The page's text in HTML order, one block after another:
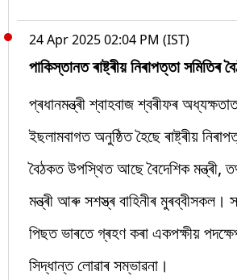
24 Apr 2025 02:04 PM (IST)
পাকিস্তানত ৰাষ্ট্ৰীয় নিৰাপত্তা সমিতিৰ
প্ৰধানমন্ত্ৰী শ্বাহবাজ শ্বৰীফৰ
ইছলামবাগত অনুষ্ঠিত হৈছে ৰাষ্ট্ৰীয়
বৈঠকত উপস্থিত আছে বৈদেশিক মন্ত্ৰী,
মন্ত্ৰী আৰু সশস্ত্ৰ বাহিনীৰ মুৰব্বীসকল।
পিছত ভাৰতে গ্ৰহণ কৰা একপক্ষীয়
সিদ্ধান্ত লোৱাৰ সম্ভাৱনা।